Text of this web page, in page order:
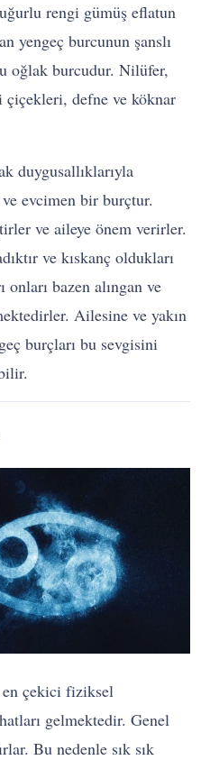
rengi gümüş eflatun
yengeç burcunun şanslı
oğlak burcudur. Nilüfer,
çiçekleri, defne ve köknar
duygusallıklarıyla
evcimen bir burçtur.
ve aileye önem verirler.
ve kıskanç oldukları
bazen alıngan ve
Ailesine ve yakın
burçları bu sevgisini
en çekici fiziksel
gelmektedir. Genel
Bu nedenle sık sık